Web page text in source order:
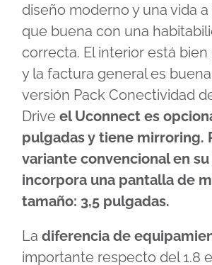
diseño moderno y una vida
que buena con una
correcta. El interior está
y la factura general es
versión Pack Conectividad
Drive el Uconnect es
pulgadas y tiene mirroring.
variante convencional en
incorpora una pantalla de
tamaño: 3,5 pulgadas.
La diferencia de
importante respecto del 1.8